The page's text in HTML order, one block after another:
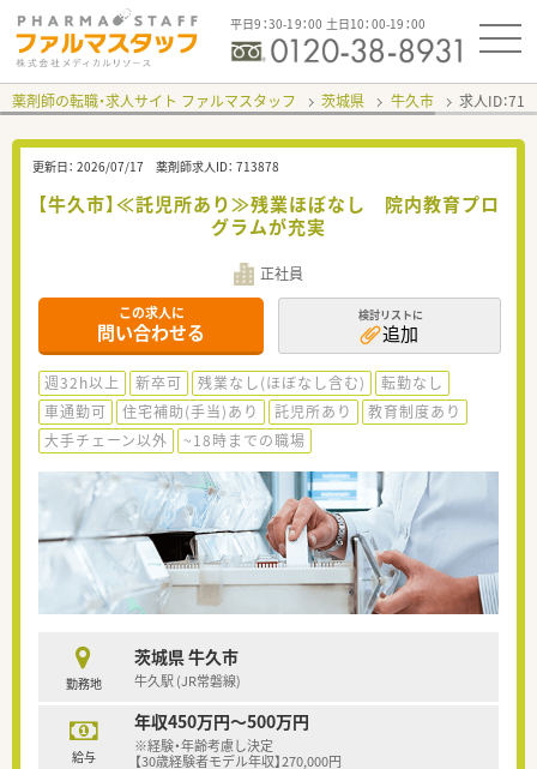
平日9：30-19：00 土日10：00-19：00
薬剤師の転職・求人サイト ファルマスタッフ 茨城県 牛久市 求人ID：
更新日： 2026/07/17 薬剤師求人ID： 713878
【牛久市】≪託児所あり≫残業ほぼなし 院内教育プロ
グラムが充実
正社員
この求人に
問い合わせる
検討リストに
追加
週32h以上 新卒可 残業なし(ほぼなし含む)
転勤なし
車通勤可
住宅補助(手当)あり 託児所あり
教育制度あり
大手チェーン以外
~18時までの職場
勤務地
茨城県 牛久市
牛久駅 (JR常磐線)
給与
年収450万円～500万円
※経験・年齢考慮し決定
【30歳経験者モデル年収】270,000円